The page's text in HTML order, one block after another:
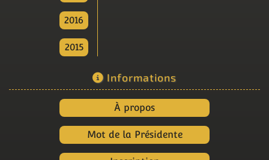
2016
2015
Informations
À propos
Mot de la Présidente